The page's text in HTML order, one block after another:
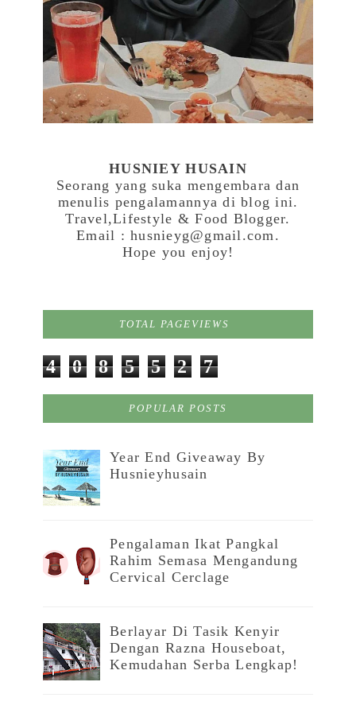
HUSNIEY HUSAIN
Seorang yang suka mengembara dan
menulis pengalamannya di blog ini.
Travel,Lifestyle & Food Blogger.
Email : husnieyg@gmail.com.
Hope you enjoy!
TOTAL PAGEVIEWS
4 0 8 5 5 2 7
POPULAR POSTS
Year End Giveaway By
Husnieyhusain
Pengalaman Ikat Pangkal
Rahim Semasa Mengandung
Cervical Cerclage
Berlayar Di Tasik Kenyir
Dengan Razna Houseboat,
Kemudahan Serba Lengkap!